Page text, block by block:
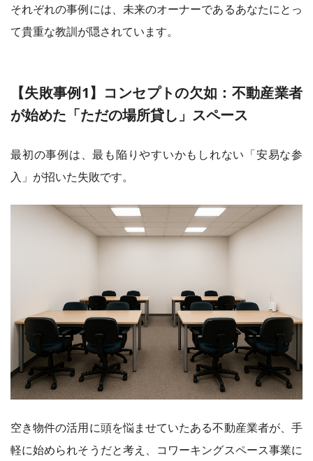
それぞれの事例には、未来のオーナーであるあなたにとっ
て貴重な教訓が隠されています。
【失敗事例1】コンセプトの欠如：不動産業者
が始めた「ただの場所貸し」スペース
最初の事例は、最も陥りやすいかもしれない「安易な参
入」が招いた失敗です。
空き物件の活用に頭を悩ませていたある不動産業者が、手
軽に始められそうだと考え、コワーキングスペース事業に